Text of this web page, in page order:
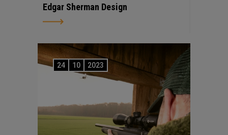
Edgar Sherman Design
24 10 2023